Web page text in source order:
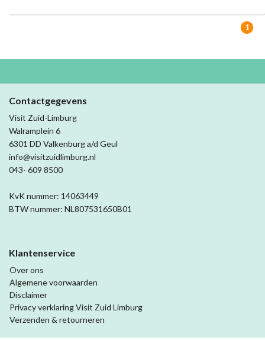
1
Contactgegevens
Visit Zuid-Limburg
Walramplein 6
6301 DD Valkenburg a/d Geul
info@visitzuidlimburg.nl
043- 609 8500
KvK nummer: 14063449
BTW nummer: NL807531650B01
Klantenservice
Over ons
Algemene voorwaarden
Disclaimer
Privacy verklaring Visit Zuid Limburg
Verzenden & retourneren